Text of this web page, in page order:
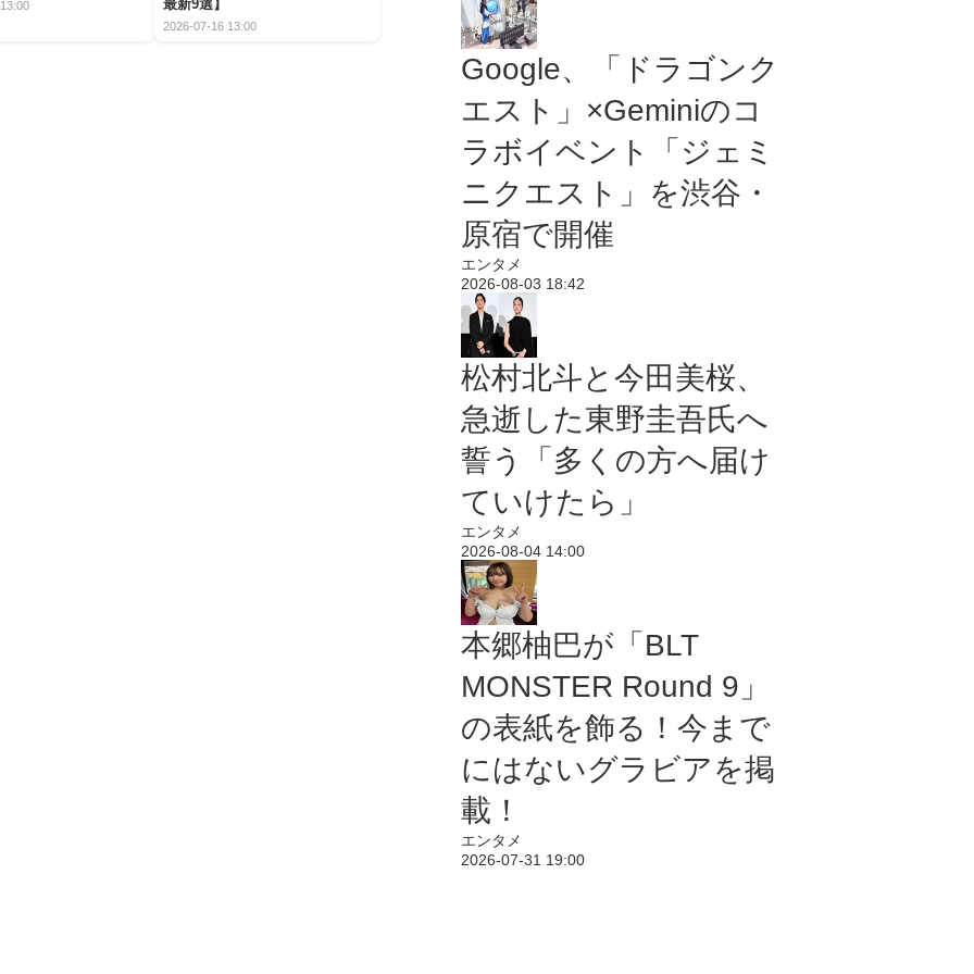
最新9選】
2026-07-16 13:00
Google、「ドラゴンク
エスト」×Geminiのコ
ラボイベント「ジェミ
ニクエスト」を渋谷・
原宿で開催
エンタメ
2026-08-03 18:42
松村北斗と今田美桜、
急逝した東野圭吾氏へ
誓う「多くの方へ届け
ていけたら」
エンタメ
2026-08-04 14:00
本郷柚巴が「BLT
MONSTER Round 9」
の表紙を飾る！今まで
にはないグラビアを掲
載！
エンタメ
2026-07-31 19:00